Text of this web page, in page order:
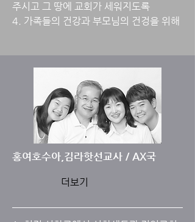
주시고 그 땅에 교회가 세워지도록
4. 가족들의 건강과 부모님의 건겅을 위해
홍여호수아,김라핫선교사 / AX국
더보기